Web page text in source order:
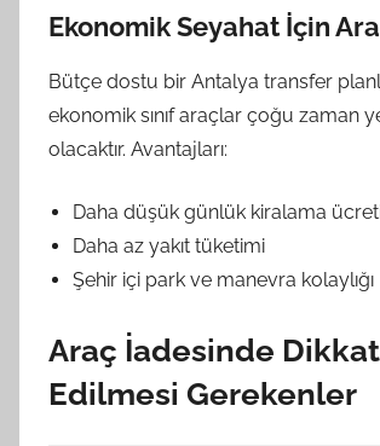
Ekonomik Seyahat İçin
Bütçe dostu bir Antalya transfer
ekonomik sınıf araçlar çoğu zaman
olacaktır. Avantajları:
Daha düşük günlük kiralama
Daha az yakıt tüketimi
Şehir içi park ve manevra kolaylığı
Araç İadesinde Dikkat
Edilmesi Gerekenler